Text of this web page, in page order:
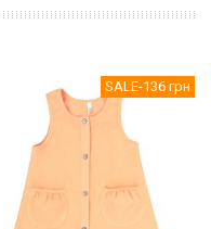
SALE-136 грн